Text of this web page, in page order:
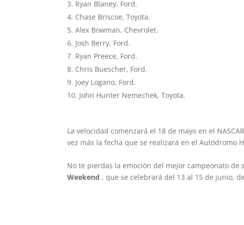
Ryan Blaney, Ford.
Chase Briscoe, Toyota.
Alex Bowman, Chevrolet.
Josh Berry, Ford.
Ryan Preece, Ford.
Chris Buescher, Ford.
Joey Logano, Ford.
John Hunter Nemechek, Toyota.
La velocidad comenzará el 18 de mayo en el
vez más la fecha que se realizará en el Autódromo
No te pierdas la emoción del mejor campeonato de
Weekend , que se celebrará del 13 al 15 de junio,